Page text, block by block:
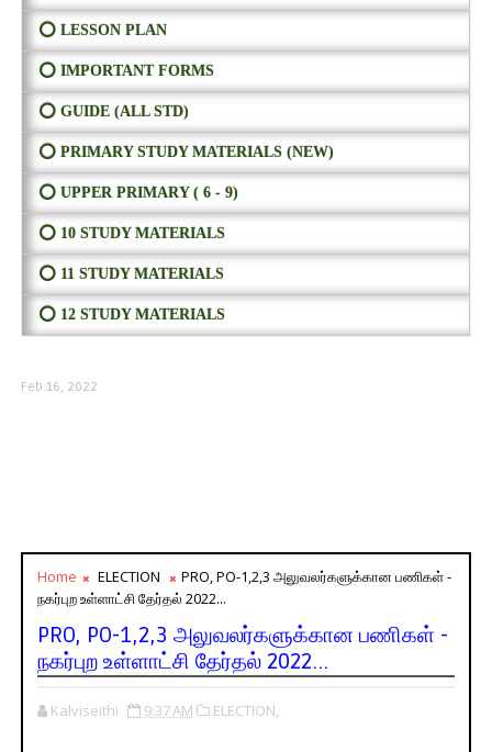
⭕ LESSON PLAN
⭕ IMPORTANT FORMS
⭕ GUIDE (ALL STD)
⭕ PRIMARY STUDY MATERIALS (NEW)
⭕ UPPER PRIMARY ( 6 - 9)
⭕ 10 STUDY MATERIALS
⭕ 11 STUDY MATERIALS
⭕ 12 STUDY MATERIALS
Feb 16, 2022
Home ELECTION
PRO, PO-1,2,3 அலுவலர்களுக்கான பணிகள் -
நகர்புற உள்ளாட்சி தேர்தல் 2022...
PRO, PO-1,2,3 அலுவலர்களுக்கான பணிகள் -
நகர்புற உள்ளாட்சி தேர்தல் 2022...
Kalviseithi 9:37 AM ELECTION,